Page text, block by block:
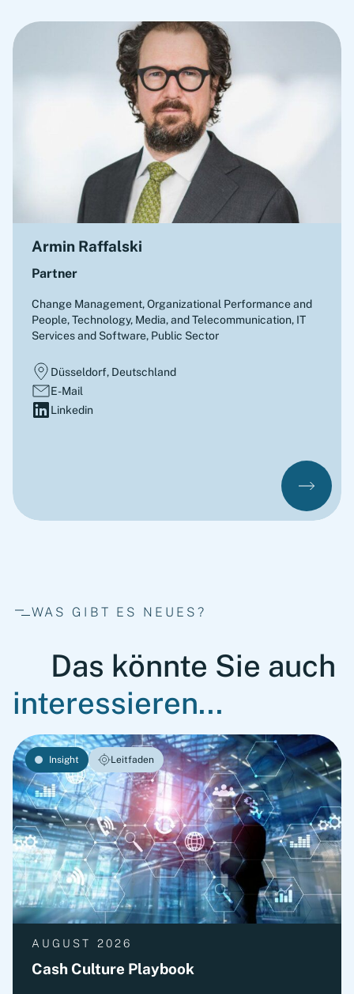
Armin Raffalski
Partner
Change Management, Organizational Performance and
People,Technology, Media, and Telecommunication, IT
Services and Software, Public Sector
Düsseldorf, Deutschland
E-Mail
Linkedin
WAS GIBT ES NEUES?
Das könnte Sie auch
interessieren...
Insight Leitfaden
AUGUST 2026
Cash Culture Playbook